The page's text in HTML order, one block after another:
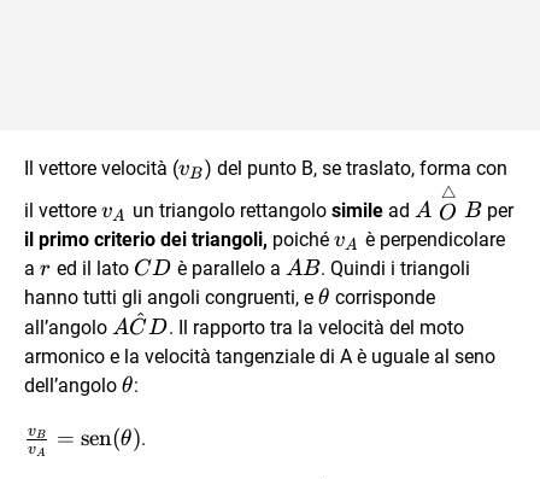
Il vettore velocità (\vec{v_B}
vB) del punto B, se traslato, forma con
il vettore
\vec{v_A}
vA un triangolo rettangolo simile ad
A
B
A O
△
Bper
il primo criterio dei triangoli, poiché \vec{v_A}
vA è perpendicolare
a \vec{r}
r ed il lato CD
CD è parallelo a AB
AB. Quindi i triangoli
hanno tutti gli angoli congruenti, e \theta
θ corrisponde
all’angolo A\hat{C}D
AC
^D. Il rapporto tra la velocità del moto
armonico e la velocità tangenziale di A è uguale al seno
dell’angolo \theta
θ:
\frac{v_B}
vA
vB = sen(θ).